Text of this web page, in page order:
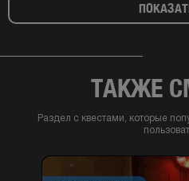
ТАКЖЕ
Раздел с квестами, которые